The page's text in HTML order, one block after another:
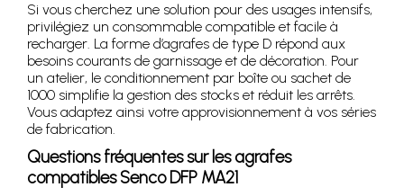
Si vous cherchez une solution pour des usages intensifs,
privilégiez un consommable compatible et facile à
recharger. La forme d’agrafes de type D répond aux
besoins courants de garnissage et de décoration. Pour
un atelier, le conditionnement par boîte ou sachet de
1000 simplifie la gestion des stocks et réduit les arrêts.
Vous adaptez ainsi votre approvisionnement à vos séries
de fabrication.
Questions fréquentes sur les agrafes
compatibles Senco DFP MA21